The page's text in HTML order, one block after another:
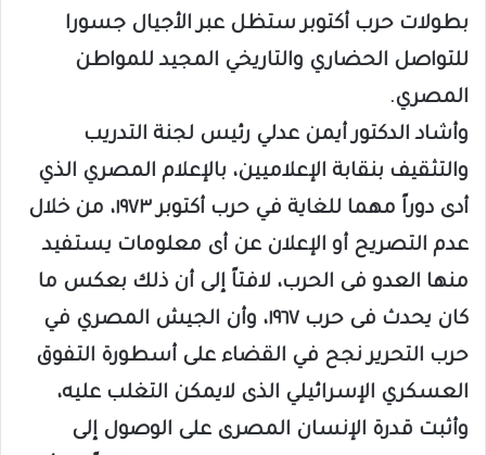
بطولات حرب أكتوبر ستظل عبر الأجيال جسورا
للتواصل الحضاري والتاريخي المجيد للمواطن
المصري.
وأشاد الدكتور أيمن عدلي رئيس لجنة التدريب
والتثقيف بنقابة الإعلاميين، بالإعلام المصري الذي
أدى دوراً مهما للغاية في حرب أكتوبر ١٩٧٣، من خلال
عدم التصريح أو الإعلان عن أى معلومات يستفيد
منها العدو فى الحرب، لافتاً إلى أن ذلك بعكس ما
كان يحدث فى حرب ١٩٦٧، وأن الجيش المصري في
حرب التحرير نجح في القضاء على أسطورة التفوق
العسكري الإسرائيلي الذى لايمكن التغلب عليه،
وأثبت قدرة الإنسان المصرى على الوصول إلى